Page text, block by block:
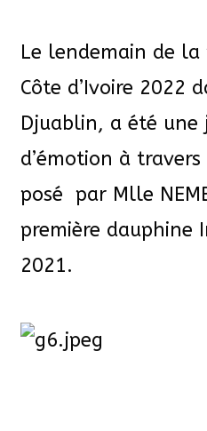
Le lendemain de la
Côte d’Ivoire 2022
Djuablin, a été une
d’émotion à
posé par Mlle
première dauphine
2021.